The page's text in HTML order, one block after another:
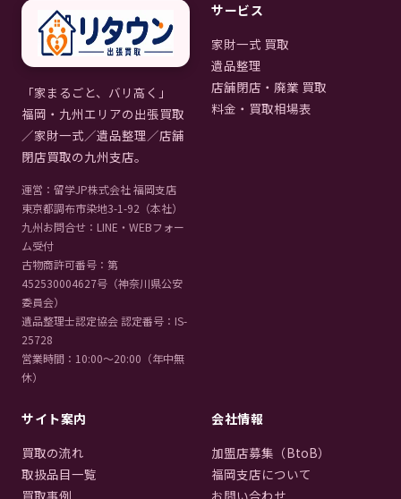
「家まるごと、バリ高く」
福岡・九州エリアの出張買取
／家財一式／遺品整理／店舗
閉店買取の九州支店。
運営：留学JP株式会社 福岡支店
東京都調布市染地3-1-92（本社）
九州お問合せ：LINE・WEBフォー
ム受付
古物商許可番号：第
452530004627号（神奈川県公安
委員会）
遺品整理士認定協会 認定番号：IS-
25728
営業時間：10:00〜20:00（年中無
休）
サービス
家財一式 買取
遺品整理
店舗閉店・廃業 買取
料金・買取相場表
サイト案内
買取の流れ
取扱品目一覧
買取事例
会社情報
加盟店募集（BtoB）
福岡支店について
お問い合わせ